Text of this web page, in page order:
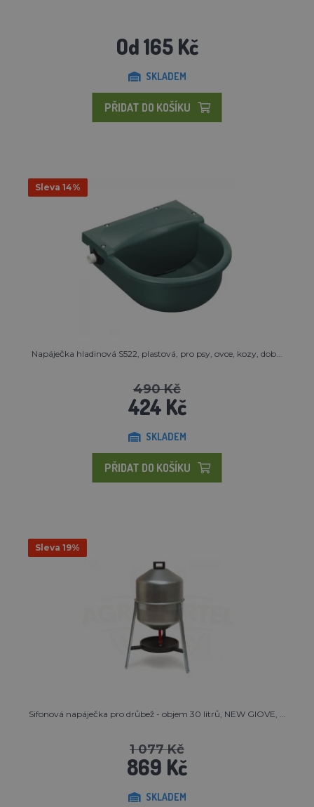
Od 165 Kč
SKLADEM
PŘIDAT DO KOŠÍKU
Sleva 14%
Napáječka hladinová S522, plastová, pro psy, ovce, kozy, dob...
490 Kč
424 Kč
SKLADEM
PŘIDAT DO KOŠÍKU
Sleva 19%
Sifonová napáječka pro drůbež - objem 30 litrů, NEW GIOVE, ...
1 077 Kč
869 Kč
SKLADEM